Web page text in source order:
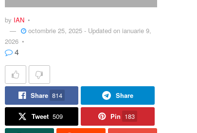
by IAN
octombrie 25, 2025 - Updated on ianuarie 9,
2026
4
Share 814 Share
Tweet 509 Pin 183